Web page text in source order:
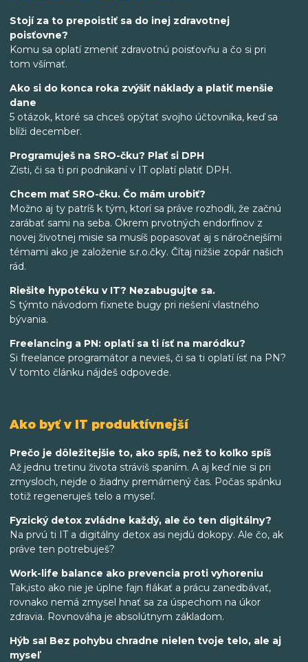
Stojí za to prepoistiť sa do inej zdravotnej
poisťovne?
Komu sa oplatí zmeniť zdravotnú poisťovňu a čo si pri
tom všímať.
Ako si do konca roka zvýšiť náklady a platiť menšie
dane
5 otázok, ktoré sa chceš opýtať svojho účtovníka, keď sa
blíži december.
Programuješ na SRO-čku? Plať si DPH
Zisti, či sa ti pri podnikaní v IT oplatí platiť DPH.
Chcem mať SRO-čku. Čo mám urobiť?
Možno aj ty patríš k tým, ktorí sa práve rozhodli, že začnú
zarábať sami na seba. Okrem prvotných endorfínov z
novej životnej misie sa musíš popasovať aj s náročnejšími
témami ako je založenie s.r.o.čky. Čítaj nižšie zopár našich
rád.
Riešite hypotéku v IT? Nezabugujte sa.
S týmto návodom fixnete bugy pri riešení vlastného
bývania.
Freelancing a PN: oplatí sa ti ísť na maródku?
Si freelance programátor a nevieš, či sa ti oplatí ísť na PN?
V tomto článku nájdeš odpovede.
Ako byť v IT produktívnejší
Prečo je dôležitejšie to, ako spíš, než to koľko spíš
Až jednu tretinu života stráviš spaním. A aj keď nie si pri
zmysloch, nejde o žiadny premárnený čas. Počas spánku
totiž regeneruješ telo a myseľ.
Fyzický detox zvládne každý, ale čo ten digitálny?
Na prvú ti IT a digitálny detox asi nejdú dokopy. Ale čo, ak
práve ten potrebuješ?
Work-life balance ako prevencia proti vyhoreniu
Tak,isto ako nie je úplne fajn flákať a prácu zanedbávať,
rovnako nemá zmysel hnať sa za úspechom na úkor
zdravia. Rovnováha je absolútnym základom.
Hýb sa! Bez pohybu chradne nielen tvoje telo, ale aj
myseľ